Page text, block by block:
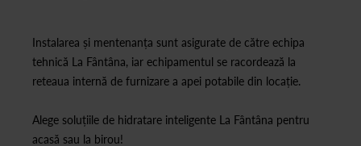
Instalarea și mentenanța sunt asigurate de către echipa
tehnică La Fântâna, iar echipamentul se racordează la
reteaua internă de furnizare a apei potabile din locație.
Alege soluțiile de hidratare inteligente La Fântâna pentru
acasă sau la birou!